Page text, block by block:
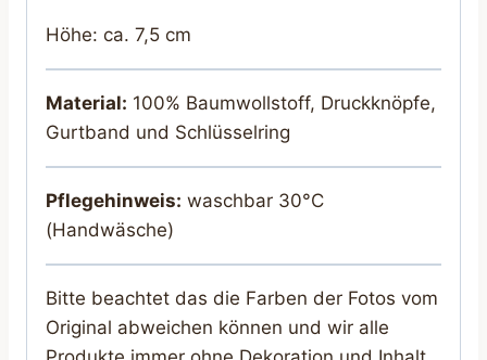
Höhe: ca. 7,5 cm
Material: 100% Baumwollstoff, Druckknöpfe,
Gurtband und Schlüsselring
Pflegehinweis: waschbar 30°C
(Handwäsche)
Bitte beachtet das die Farben der Fotos vom
Original abweichen können und wir alle